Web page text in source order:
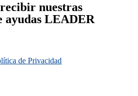
nuestras
ayudas LEADER
de Privacidad